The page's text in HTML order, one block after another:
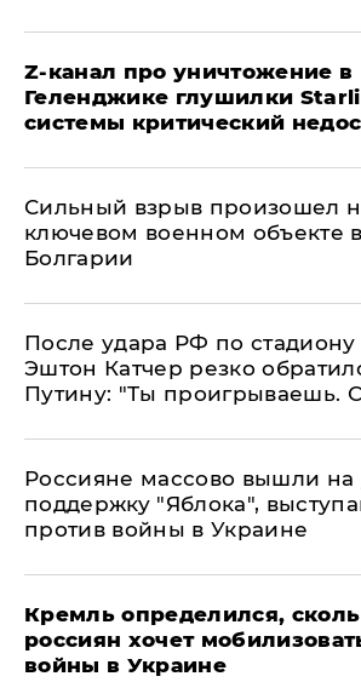
Z-канал про уничтожение в
Геленджике глушилки
системы критический
Сильный взрыв произошел
ключевом военном объекте в
Болгарии
После удара РФ по стадиону
Эштон Катчер резко
Путину: "Ты проигрываешь.
Россияне массово вышли на
поддержку "Яблока",
против войны в Украине
Кремль определился,
россиян хочет
войны в Украине